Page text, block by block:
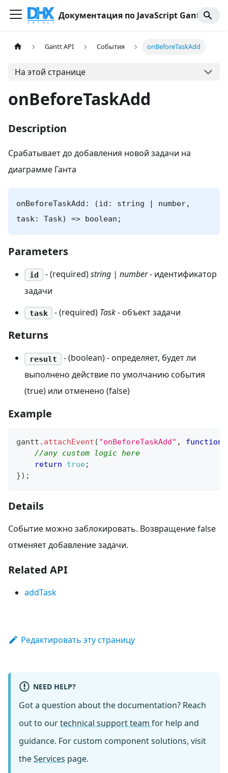
Документация по JavaScript Gantt
Gantt API События onBeforeTaskAdd
На этой странице
onBeforeTaskAdd
Description
Срабатывает до добавления новой задачи на
диаграмме Ганта
onBeforeTaskAdd: (id: string | number,
task: Task) => boolean;
Parameters
id - (required)string | number- идентификатор
задачи
task - (required) Task- объект задачи
Returns
result
- (boolean) - определяет, будет ли
выполнено действие по умолчанию события
(true) или отменено (false)
Example
gantt . attachEvent ( "onBeforeTaskAdd" , function
//any custom logic here
return
true;
}) ;
Details
Событие можно заблокировать. Возвращение false
отменяет добавление задачи.
Related API
addTask
Редактировать эту страницу
NEED HELP?
Got a question about the documentation? Reach
out to ourtechnical support team for help and
guidance. For custom component solutions, visit
theServices page.